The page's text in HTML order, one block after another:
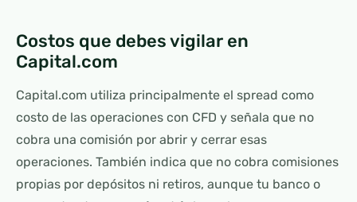
Costos que debes vigilar en
Capital.com
Capital.com utiliza principalmente el spread como
costo de las operaciones con CFD y señala que no
cobra una comisión por abrir y cerrar esas
operaciones. También indica que no cobra comisiones
propias por depósitos ni retiros, aunque tu banco o